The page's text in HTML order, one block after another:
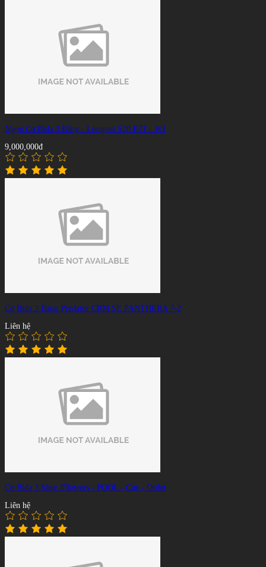
Ngọn Cơ Bida 3 Băng - Longoni S20 E71 - WJ
9,000,000đ
Cơ Bida 3 Băng Predator CRM SE PANTHERA 7-2
Liên hệ
Cơ Bida 3 băng JFlowers - POOL - Cue - Order
Liên hệ